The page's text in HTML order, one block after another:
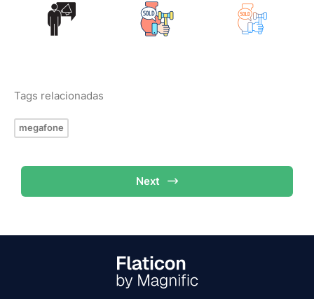
Tags relacionadas
megafone
Next